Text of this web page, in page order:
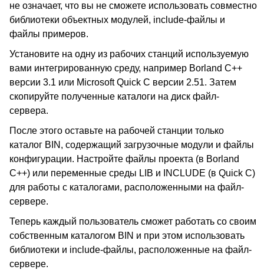
не означает, что вы не сможете использовать совместно
библиотеки объектных модулей, include-файлы и
файлы примеров.
Установите на одну из рабочих станций используемую
вами интегрированную среду, например Borland C++
версии 3.1 или Microsoft Quick C версии 2.51. Затем
скопируйте полученные каталоги на диск файл-
сервера.
После этого оставьте на рабочей станции только
каталог BIN, содержащий загрузочные модули и файлы
конфигурации. Настройте файлы проекта (в Borland
C++) или переменные среды LIB и INCLUDE (в Quick C)
для работы с каталогами, расположенными на файл-
сервере.
Теперь каждый пользователь сможет работать со своим
собственным каталогом BIN и при этом использовать
библиотеки и include-файлы, расположенные на файл-
сервере.